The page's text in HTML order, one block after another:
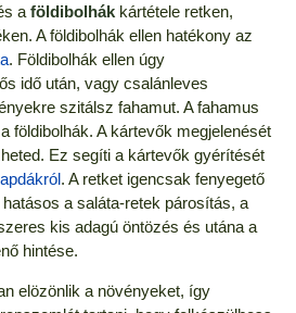
a földibolhákkártétele retken,
A földibolhák ellen hatékony az
. Földibolhák ellen úgy
idő után, vagy csalánleves
szitálsz fahamut. A fahamus
földibolhák. A kártevők megjelenését
Ez segíti a kártevők gyérítését
. A retket igencsak fenyegető
a saláta-retek párosítás, a
kis adagú öntözés és utána a
hintése.
elözönlik a növényeket, így